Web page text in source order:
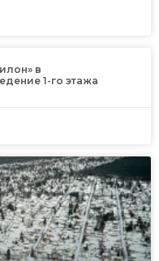
в
1-го этажа